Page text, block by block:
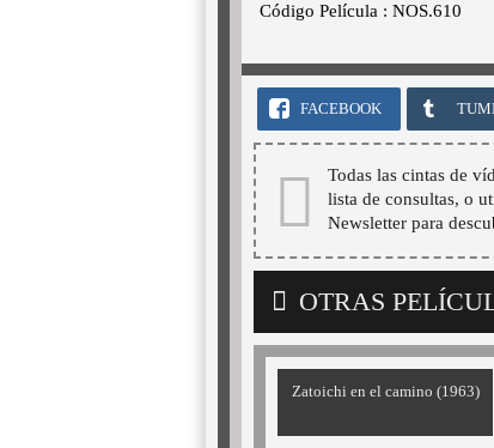
Código Película : NOS.610
FACEBOOK
Todas las cintas de
lista de consultas, o
Newsletter para
OTRAS
Zatoichi en el camino (1963)